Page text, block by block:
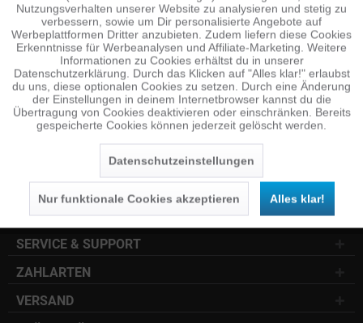
NEWSLETTER
Jetzt anmelden und 10 € Gutschein sichern
SENDEN
DieDatenschutzerklärunghabe ich zur Kenntnis
genommen.
KUNDENSERVICE
SOCIAL MEDIA
SERVICE & SUPPORT
ZAHLARTEN
VERSAND
Tracking Inaktiv
Personalisierung Inaktiv
Service Inaktiv
Nutzungsverhalten unserer Website zu analysieren und stetig zu
verbessern, sowie um Dir personalisierte Angebote auf
Werbeplattformen Dritter anzubieten. Zudem liefern diese Cookies
Erkenntnisse für Werbeanalysen und Affiliate-Marketing. Weitere
Informationen zu Cookies erhältst du in unserer
Datenschutzerklärung. Durch das Klicken auf "Alles klar!" erlaubst
du uns, diese optionalen Cookies zu setzen. Durch eine Änderung
der Einstellungen in deinem Internetbrowser kannst du die
Übertragung von Cookies deaktivieren oder einschränken. Bereits
gespeicherte Cookies können jederzeit gelöscht werden.
Datenschutzeinstellungen
Nur funktionale Cookies akzeptieren Alles klar!